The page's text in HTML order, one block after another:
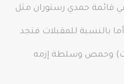
في قائمة حمدي رستوران مثل
بالنسبة للمقبلات فتجد
وحمص وسلطة إزمه